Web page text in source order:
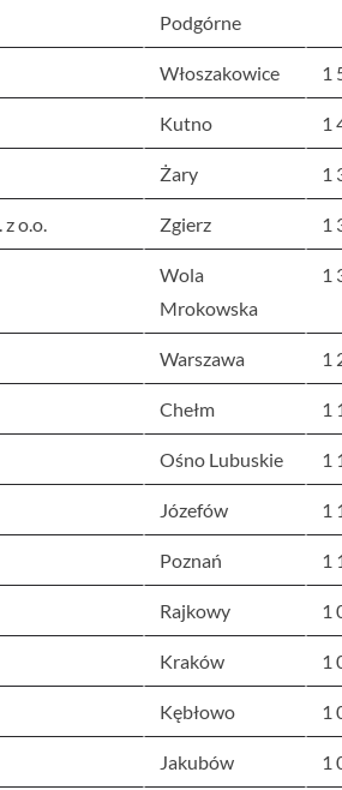
Podgórne
Włoszakowice 1
Kutno 1
Żary 1
o.o. Zgierz 1
Wola
Mrokowska
1
Warszawa 1
Chełm 1
Ośno Lubuskie 1
Józefów 1
Poznań 1
Rajkowy 1
Kraków 1
Kębłowo 1
Jakubów 1